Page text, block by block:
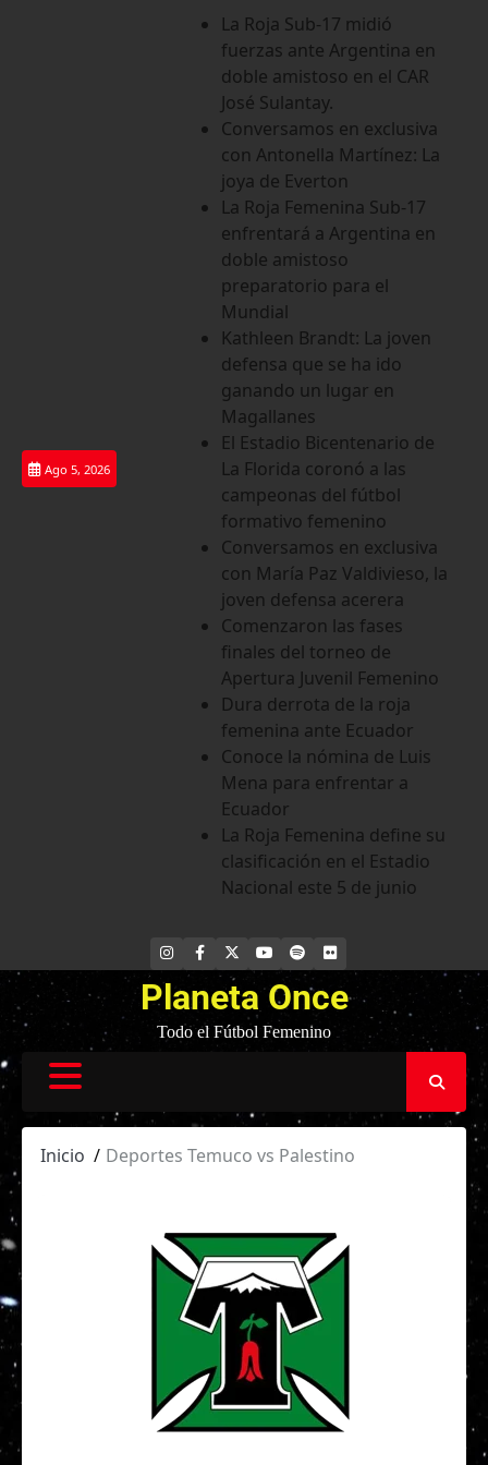
Ago 5, 2026
La Roja Sub-17 midió
fuerzas ante Argentina en
doble amistoso en el CAR
José Sulantay.
Conversamos en exclusiva
con Antonella Martínez: La
joya de Everton
La Roja Femenina Sub-17
enfrentará a Argentina en
doble amistoso
preparatorio para el
Mundial
Kathleen Brandt: La joven
defensa que se ha ido
ganando un lugar en
Magallanes
El Estadio Bicentenario de
La Florida coronó a las
campeonas del fútbol
formativo femenino
Conversamos en exclusiva
con María Paz Valdivieso, la
joven defensa acerera
Comenzaron las fases
finales del torneo de
Apertura Juvenil Femenino
Dura derrota de la roja
femenina ante Ecuador
Conoce la nómina de Luis
Mena para enfrentar a
Ecuador
La Roja Femenina define su
clasificación en el Estadio
Nacional este 5 de junio
INSTAGRAM
FACEBOOK YOUTUBE
SPOTIFYFLICKR
Planeta Once
Todo el Fútbol Femenino
Inicio Deportes Temuco vs Palestino